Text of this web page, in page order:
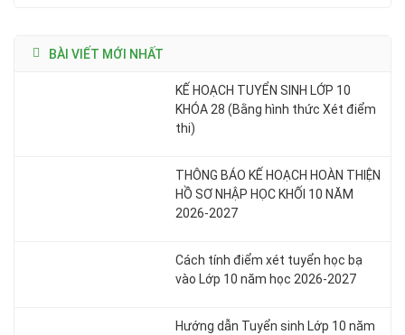
BÀI VIẾT MỚI NHẤT
KẾ HOẠCH TUYỂN SINH LỚP 10
KHÓA 28 (Bằng hình thức Xét điểm
thi)
THÔNG BÁO KẾ HOẠCH HOÀN THIỆN
HỒ SƠ NHẬP HỌC KHỐI 10 NĂM
2026-2027
Cách tính điểm xét tuyển học bạ
vào Lớp 10 năm học 2026-2027
Hướng dẫn Tuyển sinh Lớp 10 năm